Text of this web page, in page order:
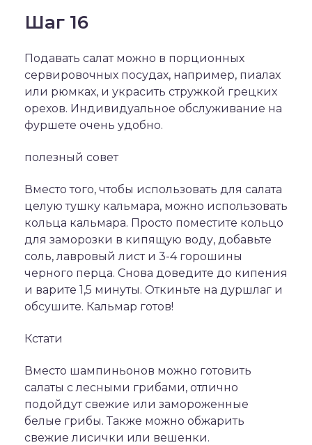
Шаг 16
Подавать салат можно в порционных
сервировочных посудах, например, пиалах
или рюмках, и украсить стружкой грецких
орехов. Индивидуальное обслуживание на
фуршете очень удобно.
полезный совет
Вместо того, чтобы использовать для салата
целую тушку кальмара, можно использовать
кольца кальмара. Просто поместите кольцо
для заморозки в кипящую воду, добавьте
соль, лавровый лист и 3-4 горошины
черного перца. Снова доведите до кипения
и варите 1,5 минуты. Откиньте на дуршлаг и
обсушите. Кальмар готов!
Кстати
Вместо шампиньонов можно готовить
салаты с лесными грибами, отлично
подойдут свежие или замороженные
белые грибы. Также можно обжарить
свежие лисички или вешенки.